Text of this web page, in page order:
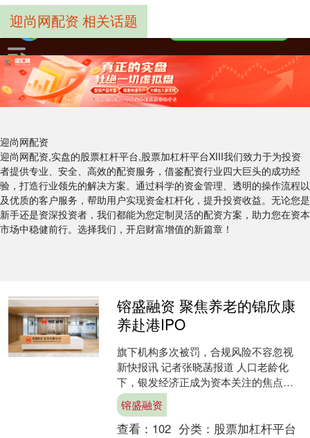
迎尚网配资
迎尚网配资,实盘的股票杠杆平台,股票加杠杆平台XIII‌我们致力于为投资
者提供专业、安全、高效的配资服务，借鉴配资行业四大巨头的成功经
验，打造行业领先的解决方案。通过科学的资金管理、透明的操作流程以
及优质的客户服务，帮助用户实现资金杠杆化，提升投资收益。无论您是
新手还是资深投资者，我们都能为您定制灵活的配资方案，助力您在资本
市场中稳健前行。选择我们，开启财富增值的新篇章！
迎尚网配资 相关话题
镕盛融资 聚焦养老的锦欣康
养赴港IPO
旗下机构多次被罚，合规风险不容忽视
新快报讯 记者张晓菡报道 人口老龄化
下，银发经济正成为资本关注的焦点。
日前，锦欣康养产业集团有限公司（下
称“锦欣康养”）递表....
镕盛融资
查看： 102 分类： 股票加杠杆平台